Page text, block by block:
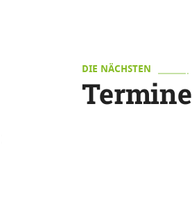
DIE NÄCHSTEN
Termine